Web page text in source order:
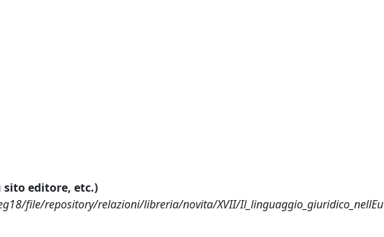
sito editore, etc.)
file/repository/relazioni/libreria/novita/XVII/Il_linguaggio_giuridico_nellEu